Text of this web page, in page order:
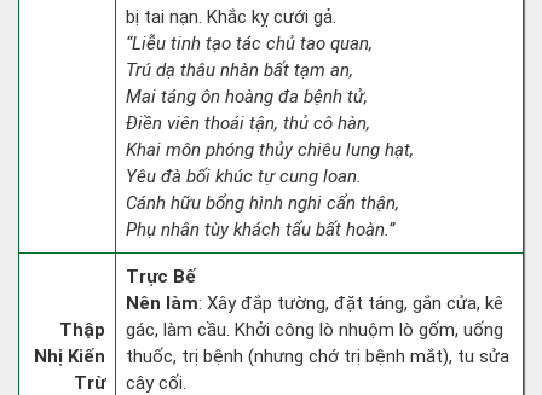
bị tai nạn. Khắc kỵ cưới gả.
“Liễu tinh tạo tác chủ tao quan,
Trú dạ thâu nhàn bất tạm an,
Mai táng ôn hoàng đa bệnh tử,
Điền viên thoái tận, thủ cô hàn,
Khai môn phóng thủy chiêu lung hạt,
Yêu đà bối khúc tự cung loan.
Cánh hữu bổng hình nghi cẩn thận,
Phụ nhân tùy khách tẩu bất hoàn.”
Thập
Nhị Kiến
Trừ
Trực Bế
Nên làm: Xây đắp tường, đặt táng, gắn cửa, kê
gác, làm cầu. Khởi công lò nhuộm lò gốm, uống
thuốc, trị bệnh (nhưng chớ trị bệnh mắt), tu sửa
cây cối.